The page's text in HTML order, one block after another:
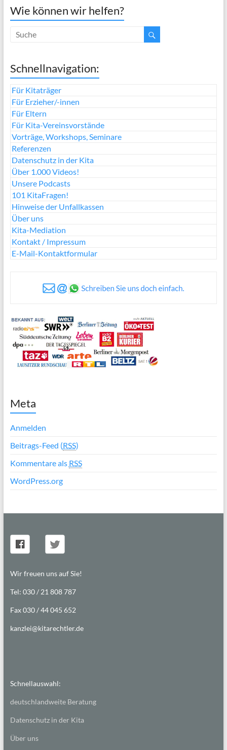
Wie können wir helfen?
Schnellnavigation:
Für Kitaträger
Für Erzieher/-innen
Für Eltern
Für Kita-Vereinsvorstände
Vorträge, Workshops, Seminare
Referenzen
Datenschutz in der Kita
Über 1.000 Videos!
Unsere Podcasts
101 KitaFragen!
Hinweise der Unfallkassen
Über uns
Kita-Mediation
Kontakt / Impressum
E-Mail-Kontaktformular
Meta
Anmelden
Beitrags-Feed (RSS)
Kommentare als RSS
WordPress.org
Wir freuen uns auf Sie!
Tel: 030 / 21 808 787
Fax 030 / 44 045 652
kanzlei@kitarechtler.de
Schnellauswahl:
deutschlandweite Beratung
Datenschutz in der Kita
Über uns